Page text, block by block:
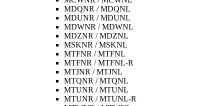
MDQNR / MDQNL
MDUNR / MDUNL
MDWNR / MDWNL
MDZNR / MDZNL
MSKNR / MSKNL
MTFNR / MTFNL
MTFNR / MTFNL-R
MTJNR / MTJNL
MTQNR / MTQNL
MTUNR / MTUNL
MTUNR / MTUNL-R